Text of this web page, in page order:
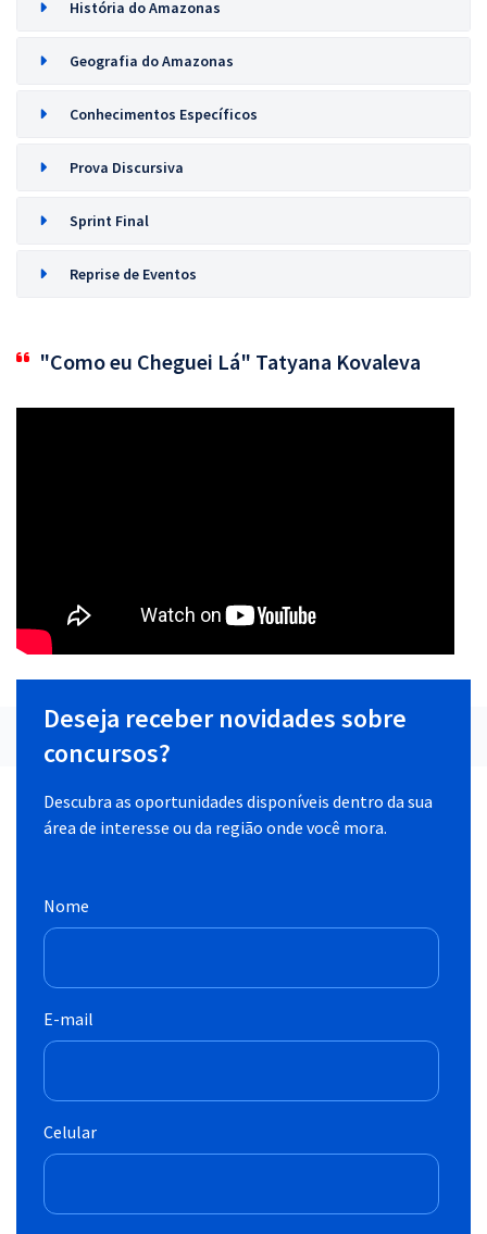
História do Amazonas
Geografia do Amazonas
Conhecimentos Específicos
Prova Discursiva
Sprint Final
Reprise de Eventos
"Como eu Cheguei Lá" Tatyana Kovaleva
Deseja receber novidades sobre
concursos?
Descubra as oportunidades disponíveis dentro da sua
área de interesse ou da região onde você mora.
Nome
E-mail
Celular